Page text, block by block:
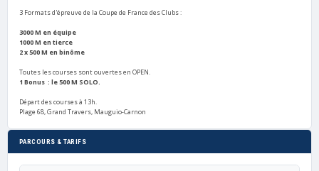
3 Formats d'épreuve de la Coupe de France des Clubs :
3000 M en équipe
1000 M en tierce
2 x 500 M en binôme
Toutes les courses sont ouvertes en OPEN.
1 Bonus : le 500 M SOLO.
Départ des courses à 13h.
Plage 68, Grand Travers, Mauguio-Carnon
PARCOURS & TARIFS